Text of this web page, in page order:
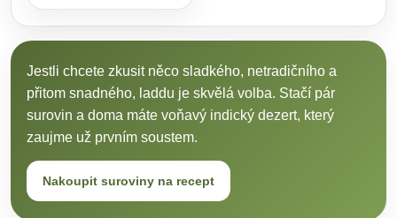
Jestli chcete zkusit něco sladkého, netradičního a
přitom snadného, laddu je skvělá volba. Stačí pár
surovin a doma máte voňavý indický dezert, který
zaujme už prvním soustem.
Nakoupit suroviny na recept